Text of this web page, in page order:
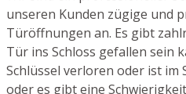
unseren Kunden zügige und
Türöffnungen an. Es gibt
Tür ins Schloss gefallen sein
Schlüssel verloren oder ist im
oder es gibt eine